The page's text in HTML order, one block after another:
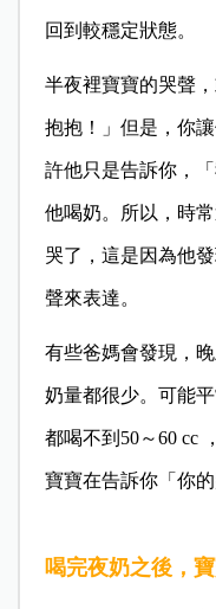
回到較穩定狀態。
半夜裡寶寶的哭聲
抱抱！」但是，你
許他只是告訴你，
他喝奶。所以，時
哭了，這是因為他
聲來表達。
有些爸媽會發現，
奶量都很少。可能
都喝不到50～60 cc
寶寶在告訴你「你的
喝完夜奶之後，